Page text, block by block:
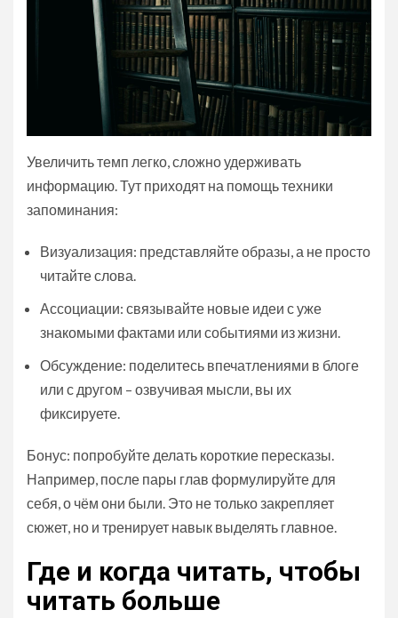
Увеличить темп легко, сложно удерживать
информацию. Тут приходят на помощь техники
запоминания:
Визуализация: представляйте образы, а не просто
читайте слова.
Ассоциации: связывайте новые идеи с уже
знакомыми фактами или событиями из жизни.
Обсуждение: поделитесь впечатлениями в блоге
или с другом – озвучивая мысли, вы их
фиксируете.
Бонус: попробуйте делать короткие пересказы.
Например, после пары глав формулируйте для
себя, о чём они были. Это не только закрепляет
сюжет, но и тренирует навык выделять главное.
Где и когда читать, чтобы
читать больше